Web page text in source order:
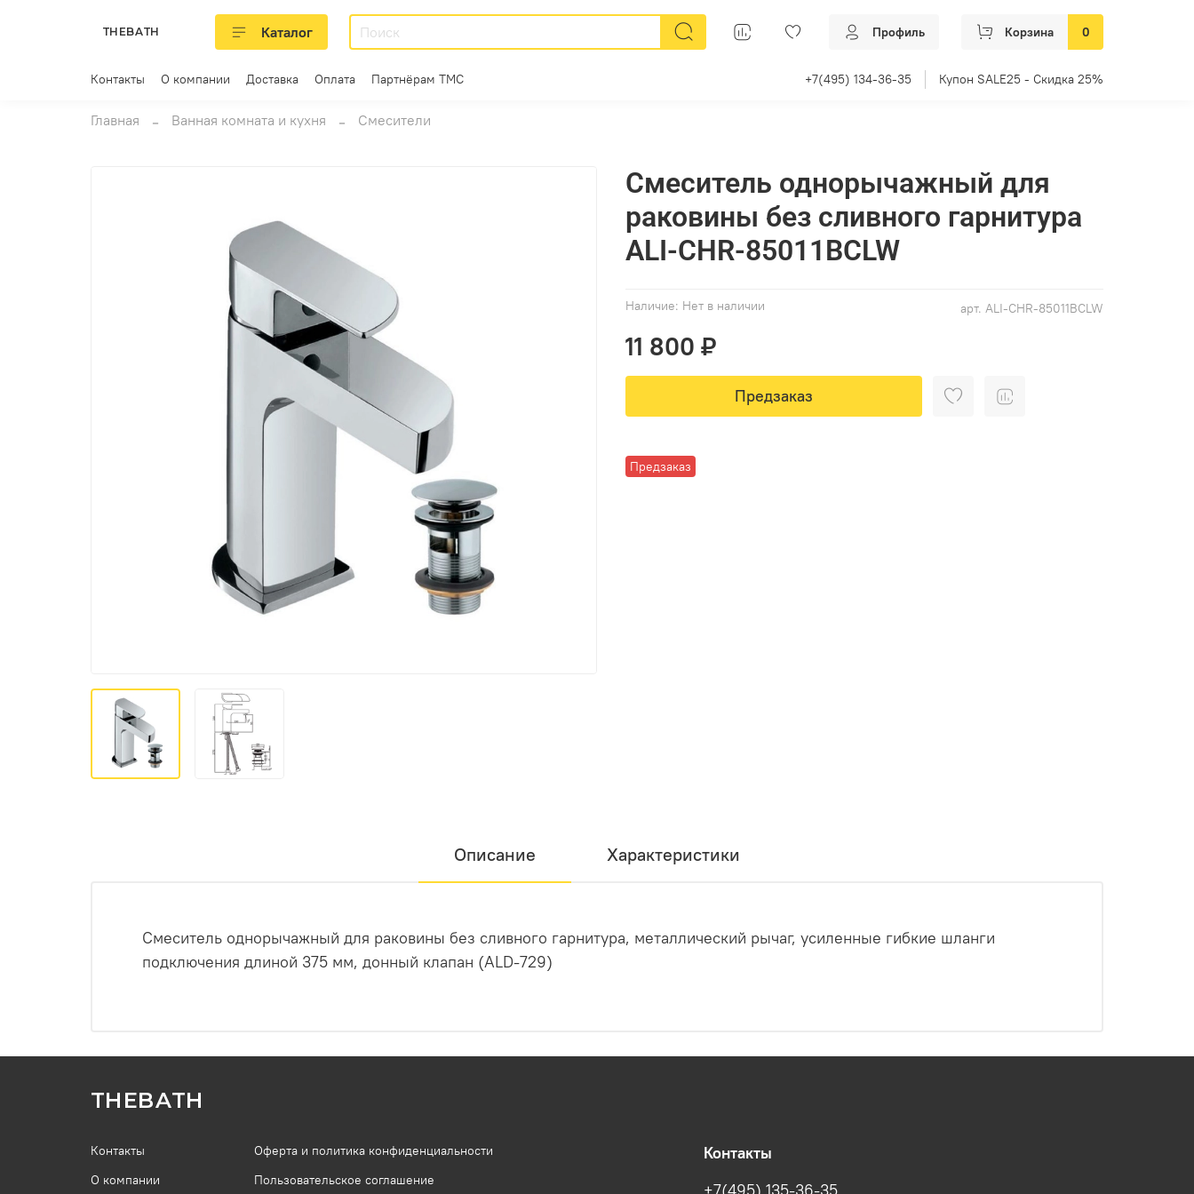
THEBATH Каталог Профиль Корзина 0
Контакты О компании Доставка Оплата Партнёрам ТМС +7(495) 134-36-35 Купон SALE25 - Скидка 25%
Главная Ванная комната и кухня Смесители
арт. ALI-CHR-85011BCLW
Наличие: Нет в наличии
Предзаказ
Смеситель однорычажный для
раковины без сливного гарнитура
ALI-CHR-85011BCLW
11 800 ₽
Предзаказ
Описание Характеристики
Смеситель однорычажный для раковины без сливного гарнитура, металлический рычаг, усиленные гибкие шланги
подключения длиной 375 мм, донный клапан (ALD-729)
THEBATH
Контакты
О компании
Оферта и политика конфиденциальности
Пользовательское соглашение
Контакты